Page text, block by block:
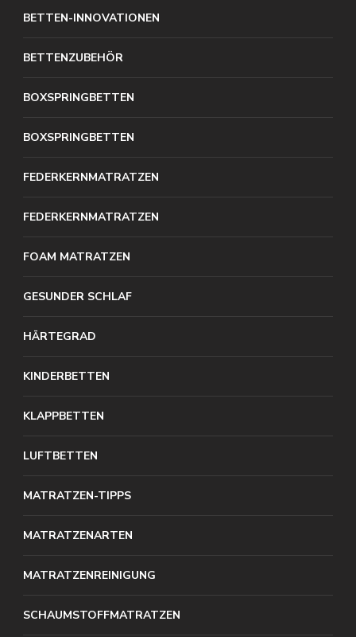
BETTEN-INNOVATIONEN
BETTENZUBEHÖR
BOXSPRINGBETTEN
BOXSPRINGBETTEN
FEDERKERNMATRATZEN
FEDERKERNMATRATZEN
FOAM MATRATZEN
GESUNDER SCHLAF
HÄRTEGRAD
KINDERBETTEN
KLAPPBETTEN
LUFTBETTEN
MATRATZEN-TIPPS
MATRATZENARTEN
MATRATZENREINIGUNG
SCHAUMSTOFFMATRATZEN